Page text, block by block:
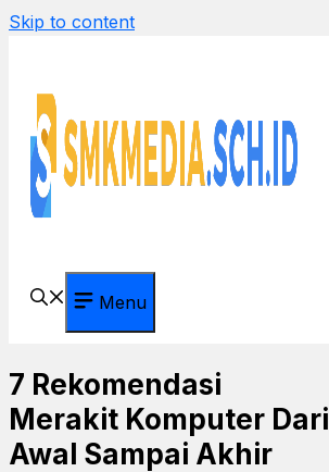
Skip to content
Menu
7 Rekomendasi
Merakit Komputer Dari
Awal Sampai Akhir